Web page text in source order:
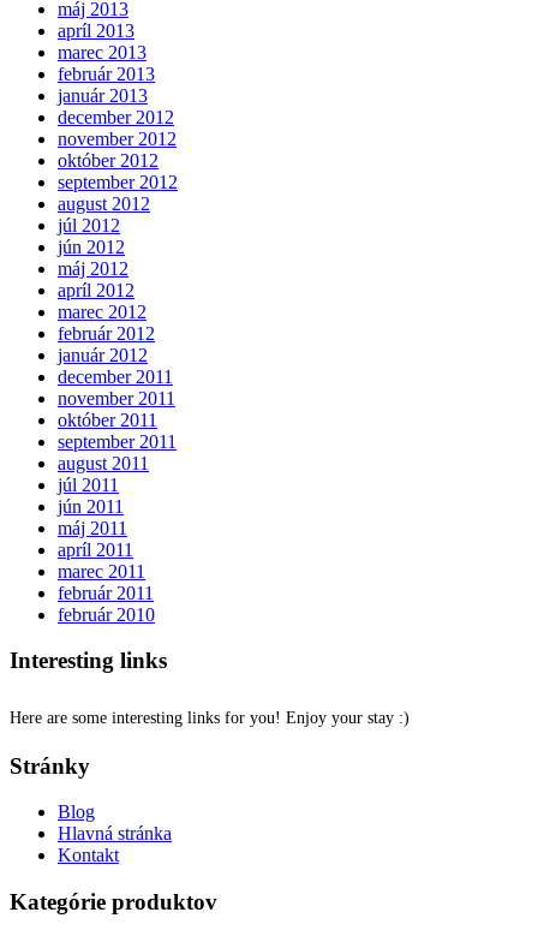
máj 2013
apríl 2013
marec 2013
február 2013
január 2013
december 2012
november 2012
október 2012
september 2012
august 2012
júl 2012
jún 2012
máj 2012
apríl 2012
marec 2012
február 2012
január 2012
december 2011
november 2011
október 2011
september 2011
august 2011
júl 2011
jún 2011
máj 2011
apríl 2011
marec 2011
február 2011
február 2010
Interesting links
Here are some interesting links for you! Enjoy your stay :)
Stránky
Blog
Hlavná stránka
Kontakt
Kategórie produktov